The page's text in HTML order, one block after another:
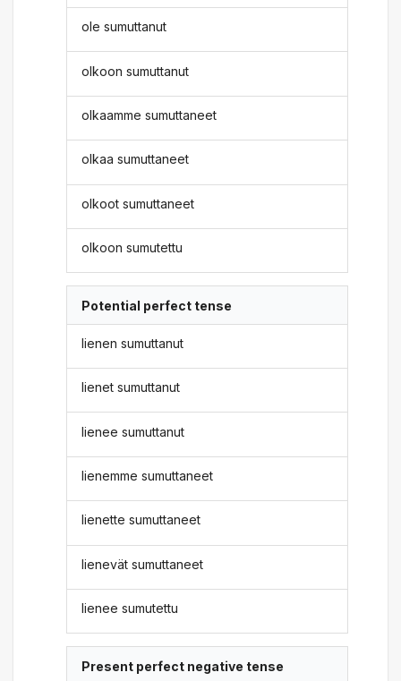
ole sumuttanut
olkoon sumuttanut
olkaamme sumuttaneet
olkaa sumuttaneet
olkoot sumuttaneet
olkoon sumutettu
Potential perfect tense
lienen sumuttanut
lienet sumuttanut
lienee sumuttanut
lienemme sumuttaneet
lienette sumuttaneet
lienevät sumuttaneet
lienee sumutettu
Present perfect negative tense